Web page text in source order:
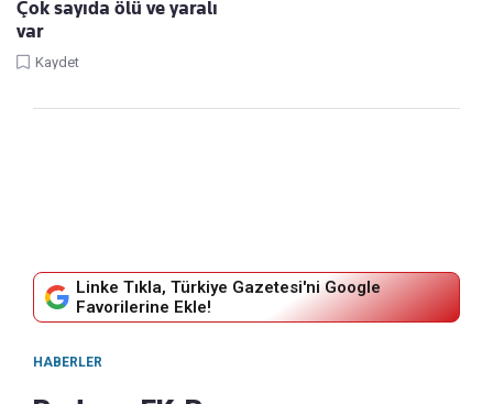
Çok sayıda ölü ve yaralı
var
Kaydet
Linke Tıkla, Türkiye Gazetesi'ni Google
Favorilerine Ekle!
HABERLER